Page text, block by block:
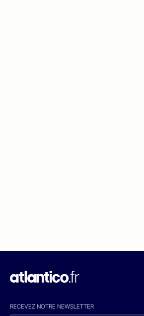
RECEVEZ NOTRE NEWSLETTER